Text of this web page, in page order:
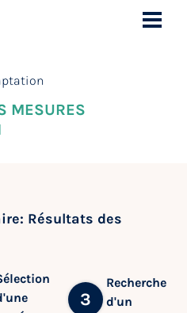
MESURES
Résultats des
3
Recherche
d'un